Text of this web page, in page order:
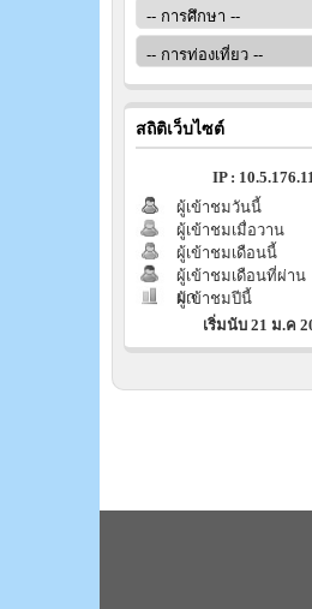
สถิติเว็บไซต์
IP :
ผู้เข้าชมวันนี้
ผู้เข้าชมเมื่อวาน
ผู้เข้าชมเดือนนี้
ผู้เข้าชมเดือนที่ผ่าน
มา
ผู้เข้าชมปีนี้
เริ่มนับ 21 ม.ค